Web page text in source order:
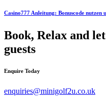
Casino777 Anleitung: Bonuscode nutzen
Book, Relax and
guests
Enquire Today
enquiries@minigolf2u.co.uk